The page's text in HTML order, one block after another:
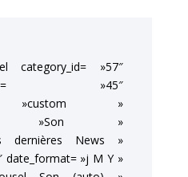
category_id= »57″
»45″
»custom »
»Son »
dernières News »
date_format= »j M Y »